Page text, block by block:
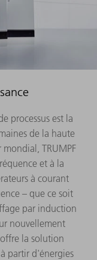
processus est la
de la haute
TRUMPF
et à la
à courant
– que ce soit
par induction
nouvellement
la solution
partir d'énergies